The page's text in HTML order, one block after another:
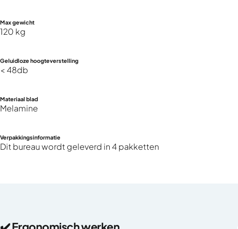
Max gewicht
120 kg
Geluidloze hoogteverstelling
< 48db
Materiaal blad
Melamine
Verpakkingsinformatie
Dit bureau wordt geleverd in 4 pakketten